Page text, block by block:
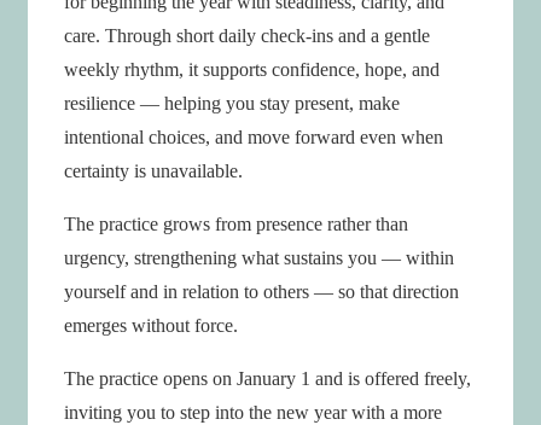
care. Through short daily check-ins and a gentle
weekly rhythm, it supports confidence, hope, and
resilience — helping you stay present, make
intentional choices, and move forward even when
certainty is unavailable.
The practice grows from presence rather than
urgency, strengthening what sustains you — within
yourself and in relation to others — so that direction
emerges without force.
The practice opens on January 1 and is offered freely,
inviting you to step into the new year with a more